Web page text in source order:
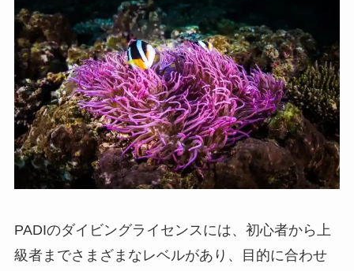
PADIのダイビングライセンスには、初心者から上
級者までさまざまなレベルがあり、目的に合わせ